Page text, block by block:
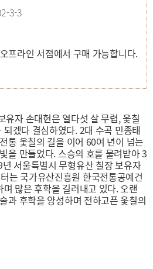
3-3
프라인 서점에서 구매 가능합니다.
유자 손대현은 열다섯 살 무렵, 옻칠
되겠다 결심하였다. 2대 수곡 민종태
통 옻칠의 길을 이어 60여 년이 넘는
을 만들었다. 스승의 호를 물려받아 3
서울특별시 무형유산 칠장 보유자
는 국가유산진흥원 한국전통공예건
많은 후학을 길러내고 있다. 오랜
과 후학을 양성하며 전하고픈 옻칠의